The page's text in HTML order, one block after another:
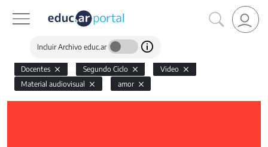
Incluir Archivo educ.ar
Docentes Segundo Ciclo
Video
Material audiovisual
amor